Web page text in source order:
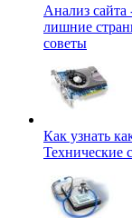
Анализ сайта
лишние
советы
Как узнать
Технические